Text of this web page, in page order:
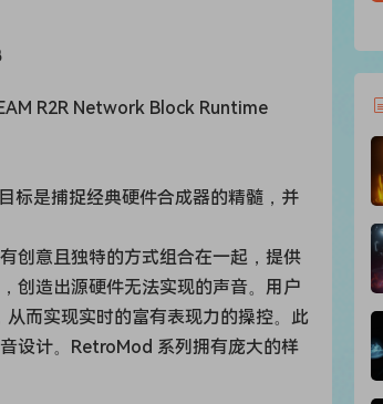
R2R Network Block Runtime
是捕捉经典硬件合成器的精髓，并
创意且独特的方式组合在一起，提供
创造出源硬件无法实现的声音。用户
而实现实时的富有表现力的操控。此
设计。RetroMod 系列拥有庞大的样